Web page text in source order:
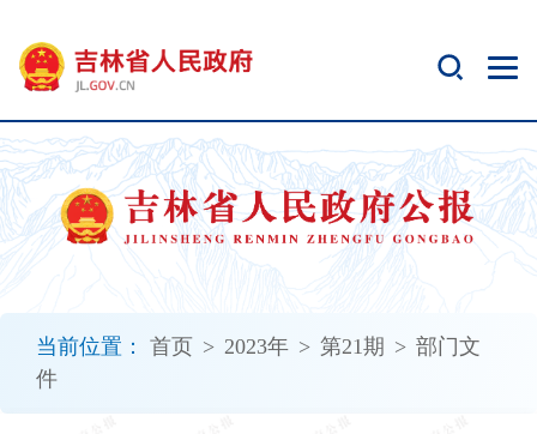
当前位置： 首页 > 2023年 > 第21期 > 部门文
件
开
无
障
碍
说
明
加